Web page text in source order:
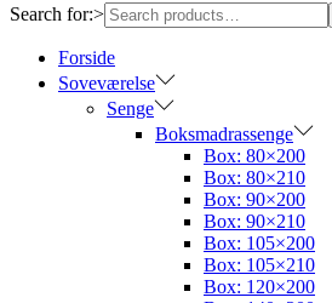
Search for:>
Forside
Soveværelse
Senge
Boksmadrassenge
Box: 80×200
Box: 80×210
Box: 90×200
Box: 90×210
Box: 105×200
Box: 105×210
Box: 120×200